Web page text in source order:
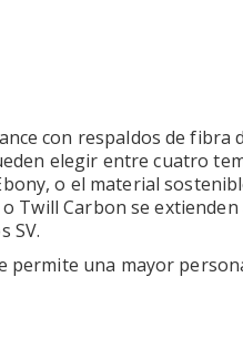
con respaldos de fibra
elegir entre cuatro
o el material
Twill Carbon se
SV.
permite una mayor